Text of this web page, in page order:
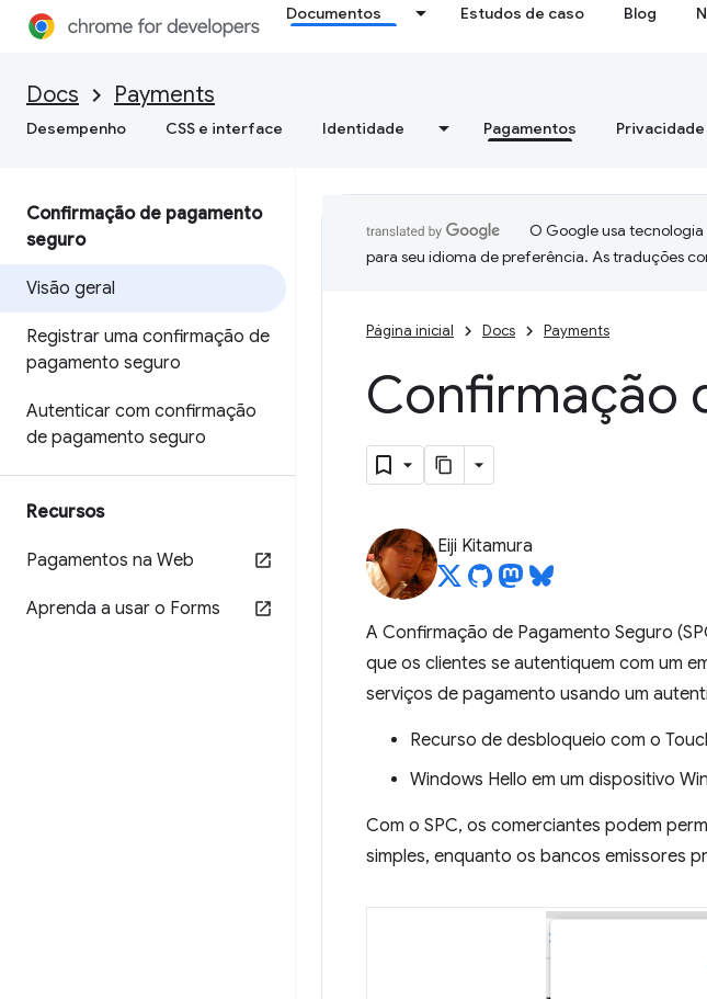
Documentos Estudos de caso Blog
Docs Payments
Desempenho CSS e interface Identidade Pagamentos
Confirmação de pagamento
seguro
Visão geral
Registrar uma confirmação de
pagamento seguro
Autenticar com confirmação
de pagamento seguro
Recursos
Pagamentos na Web
Aprenda a usar o Forms
O Google usa
para seu idioma de preferência. As traduções
Página inicial Docs Payments
Confirmação
Eiji Kitamura
A Confirmação de Pagamento Seguro
que os clientes se autentiquem com um
serviços de pagamento usando um
Recurso de desbloqueio com o
Windows Hello em um dispositivo
Com o SPC, os comerciantes podem
simples, enquanto os bancos emissores